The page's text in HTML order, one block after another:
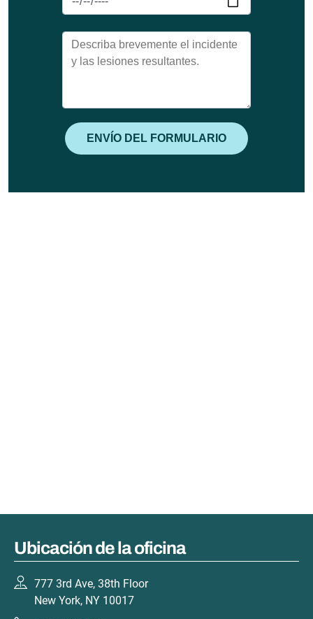
Ubicación de la oficina
777 3rd Ave, 38th Floor
New York, NY 10017